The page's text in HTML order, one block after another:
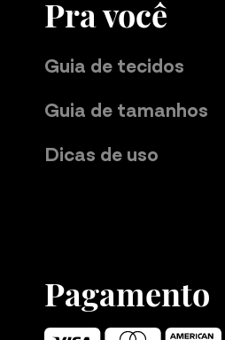
Pra você
Guia de tecidos
Guia de tamanhos
Dicas de uso
Pagamento